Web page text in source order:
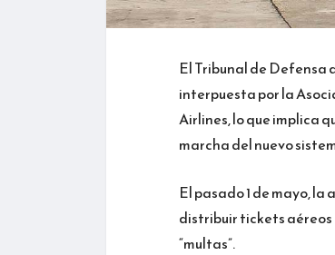
El Tribunal de Defensa
interpuesta por la
Airlines, lo que implica
marcha del nuevo
El pasado 1 de mayo,
distribuir tickets aéreos
“multas”.